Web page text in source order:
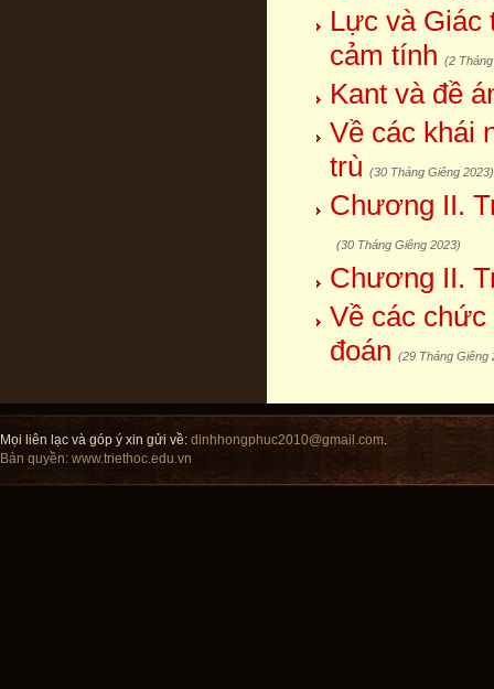
Lực và Giác
cảm tính (2
Kant và đề
Về các khái
trù (30 Tháng Giêng 2023)
Chương II.
(30 Tháng Giêng 2023)
Chương II.
Về các chức
đoán (29 Tháng Giêng
Mọi liên lạc và góp ý xin gửi về: dinhhongphuc2010@gmail.com.
Bản quyền: www.triethoc.edu.vn